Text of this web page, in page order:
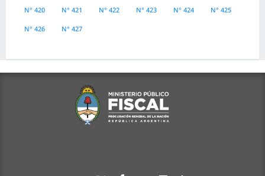
N° 420 N° 421 N° 422 N° 423 N° 424 N° 425
N° 426 N° 427